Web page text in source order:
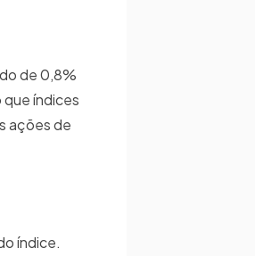
de 0,8%
que índices
ações de
índice.